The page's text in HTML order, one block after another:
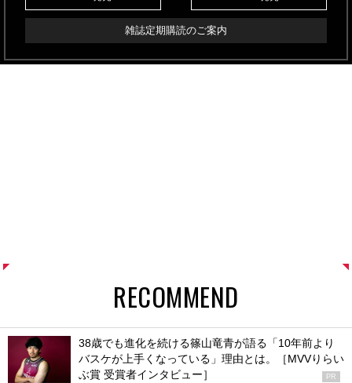
雑誌定期購読のご案内
RECOMMEND
38歳でも進化を続ける篠山竜青が語る「10年前より
バスケが上手くなっている」理由とは。［MVVりらい
ぶ賞 受賞者インタビュー］
PR